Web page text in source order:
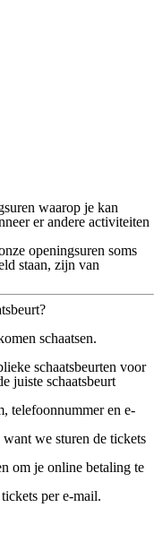
waarop je kan
er andere activiteiten
openingsuren soms
staan, zijn van
schaatsen.
schaatsbeurten voor
juiste schaatsbeurt
telefoonnummer en e-
we sturen de tickets
om je online betaling te
per e-mail.